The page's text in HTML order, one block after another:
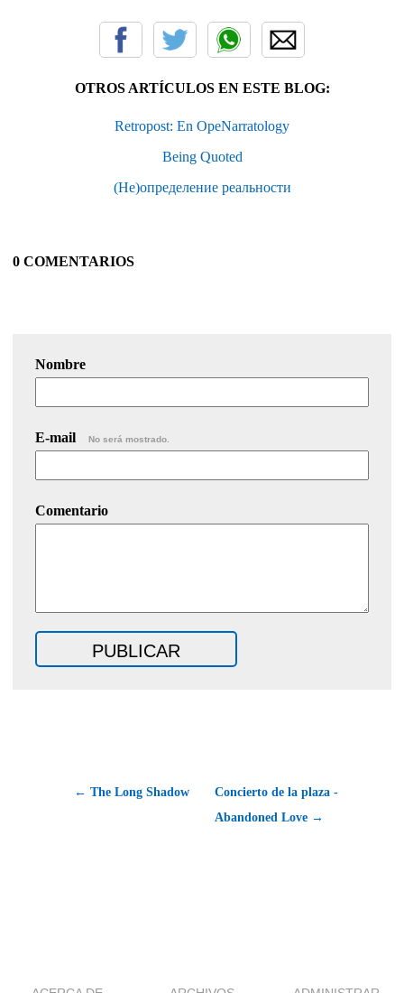
OTROS ARTÍCULOS EN ESTE BLOG:
Retropost: En OpeNarratology
Being Quoted
(Не)определение реальности
0 COMENTARIOS
Nombre
E-mail No será mostrado.
Comentario
← The Long Shadow
Concierto de la plaza -
Abandoned Love →